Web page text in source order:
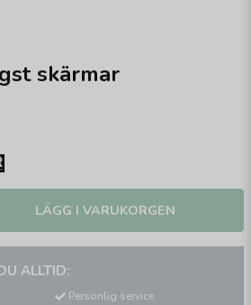
skärmar
LÄGG I VARUKORGEN
ALLTID:
Personlig service